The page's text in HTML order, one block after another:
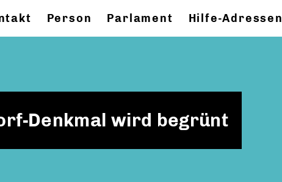
Person Parlament Hilfe-Adressen
Denkmal wird begrünt